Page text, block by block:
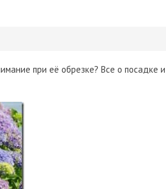
при её обрезке? Все о посадке